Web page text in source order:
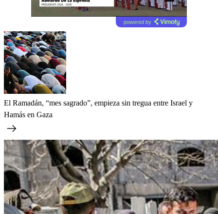
powered by
El Ramadán, “mes sagrado”, empieza sin tregua entre Israel y
Hamás en Gaza